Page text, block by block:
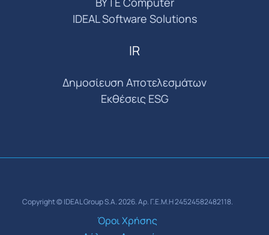
IDEAL Software Solutions
IR
Δημοσίευση Αποτελεσμάτων
Εκθέσεις ESG
Copyright © IDEAL Group S.A. 2026. Αρ. Γ.Ε.Μ.Η 24524582482118.
Όροι Χρήσης